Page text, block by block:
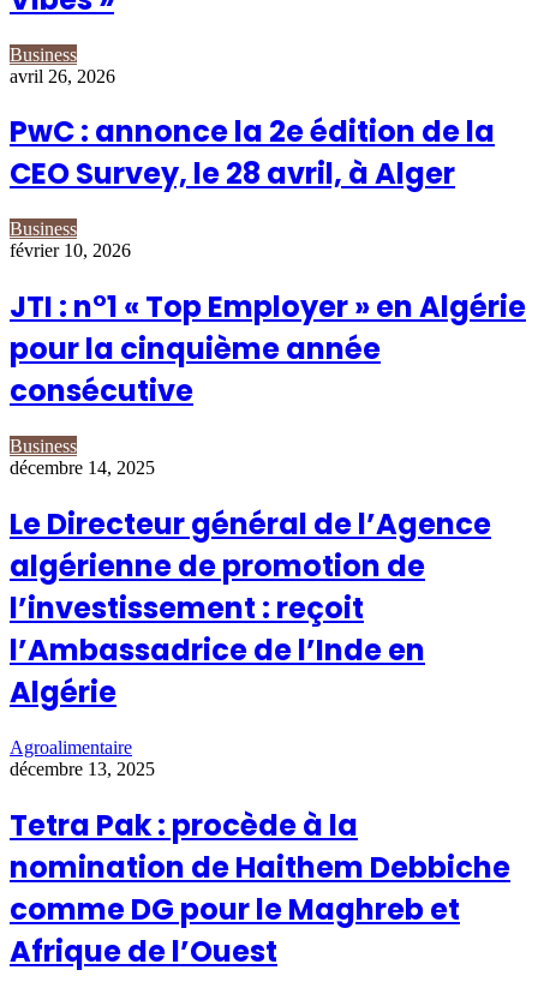
Business
avril 26, 2026
PwC : annonce la 2e édition de la
CEO Survey, le 28 avril, à Alger
Business
février 10, 2026
JTI : n°1 « Top Employer » en Algérie
pour la cinquième année
consécutive
Business
décembre 14, 2025
Le Directeur général de l’Agence
algérienne de promotion de
l’investissement : reçoit
l’Ambassadrice de l’Inde en
Algérie
Agroalimentaire
décembre 13, 2025
Tetra Pak : procède à la
nomination de Haithem Debbiche
comme DG pour le Maghreb et
Afrique de l’Ouest